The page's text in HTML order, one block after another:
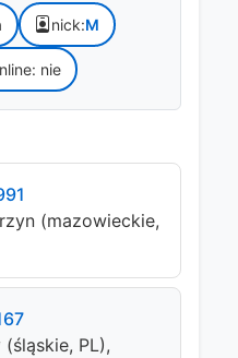
nick:M
nie
(mazowieckie,
PL),